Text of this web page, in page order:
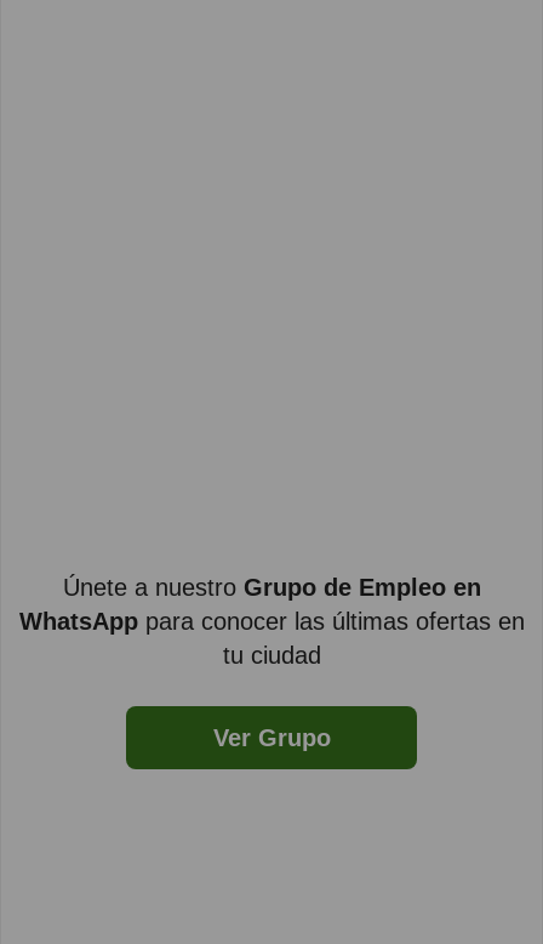
Únete a nuestro Grupo de Empleo en
WhatsApppara conocer las últimas ofertas en
tu ciudad
Ver Grupo